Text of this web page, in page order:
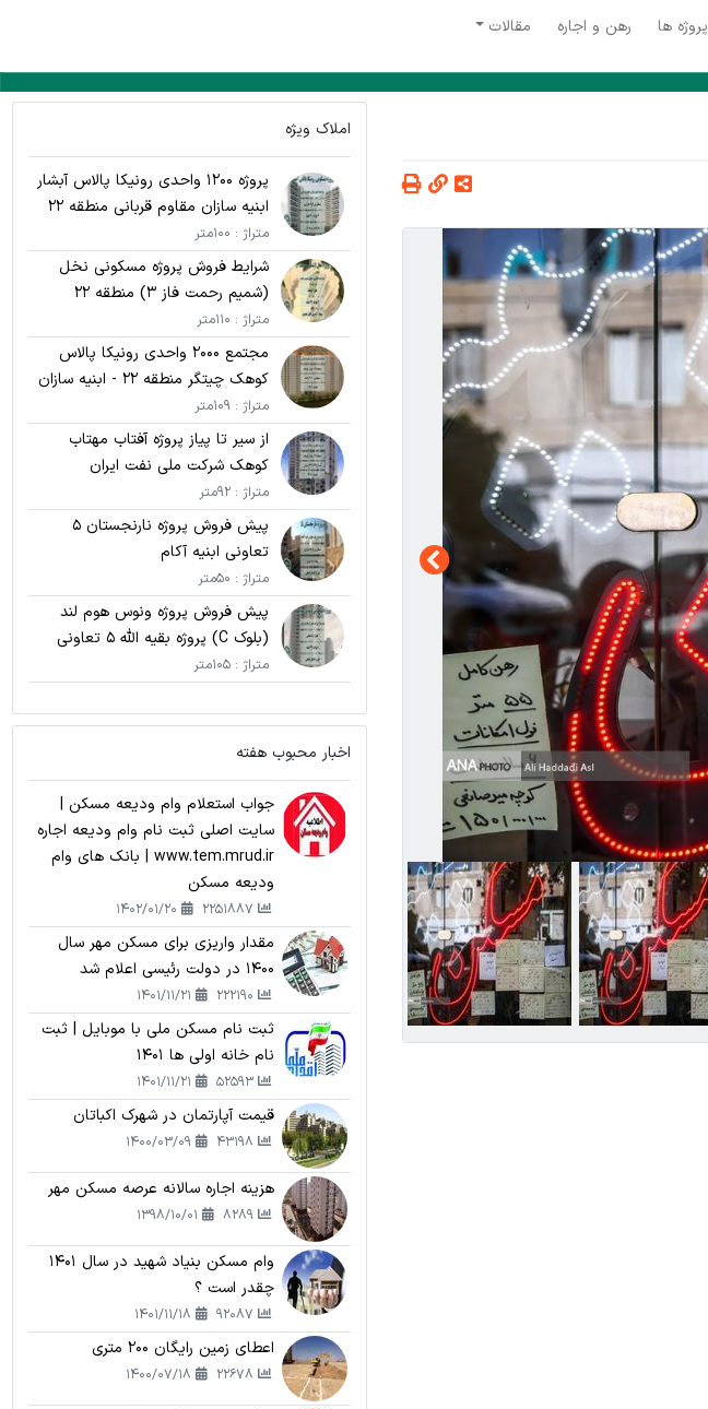
پروژه ها رهن و اجاره مقالات
املاک ویژه
پروژه 1200 واحدی رونیکا پالاس آبشار
ابنیه سازان مقاوم قربانی منطقه 22
متراژ : 100متر
شرایط فروش پروژه مسکونی نخل
(شمیم رحمت فاز 3) منطقه 22
متراژ : 110متر
مجتمع 2000 واحدی رونیکا پالاس
کوهک چیتگر منطقه 22 - ابنیه سازان
مقاوم قربانی
متراژ : 109متر
از سیر تا پیاز پروژه آفتاب مهتاب
کوهک شرکت ملی نفت ایران
متراژ : 92متر
پیش فروش پروژه نارنجستان 5
تعاونی ابنیه آکام
متراژ : 50متر
پیش فروش پروژه ونوس هوم لند
(بلوک C) پروژه بقیه الله 5 تعاونی
نامی اریکه پارسیان
متراژ : 105متر
اخبار محبوب هفته
جواب استعلام وام ودیعه مسکن |
سایت اصلی ثبت نام وام ودیعه اجاره
www.tem.mrud.ir | بانک های وام
ودیعه مسکن
مقدار واریزی برای مسکن مهر سال
1400 در دولت رئیسی اعلام شد
ثبت نام مسکن ملی با موبایل | ثبت
نام خانه اولی ها 1401
52593
قیمت آپارتمان در شهرک اکباتان
هزینه اجاره سالانه عرصه مسکن مهر
8289
وام مسکن بنیاد شهید در سال 1401
چقدر است ؟
اعطای زمین رایگان 200 متری